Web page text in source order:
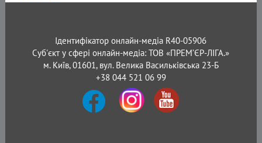
Ідентифікатор онлайн-медіа R40-05906
Суб'єкт у сфері онлайн-медіа: ТОВ «ПРЕМ’ЄР-ЛІГА.»
м. Київ, 01601, вул. Велика Васильківська 23-Б
+38 044 521 06 99